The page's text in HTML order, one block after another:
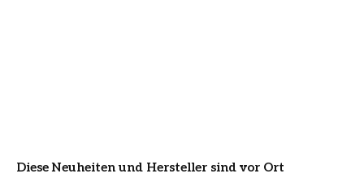
Diese Neuheiten und Hersteller sind vor Ort